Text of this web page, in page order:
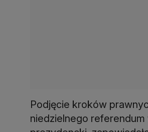
Podjęcie kroków
niedzielnego